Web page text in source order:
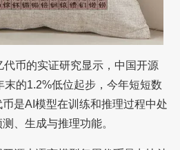
币的实证研究显示，中国开源
末的1.2%低位起步，今年短短数
是AI模型在训练和推理过程中处
、生成与推理功能。